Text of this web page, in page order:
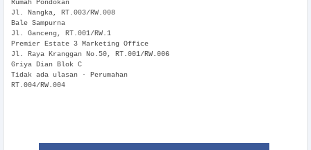
Rumah Pondokan
Jl. Nangka, RT.003/RW.008
Bale Sampurna
Jl. Ganceng, RT.001/RW.1
Premier Estate 3 Marketing Office
Jl. Raya Kranggan No.50, RT.001/RW.006
Griya Dian Blok C
Tidak ada ulasan · Perumahan
RT.004/RW.004